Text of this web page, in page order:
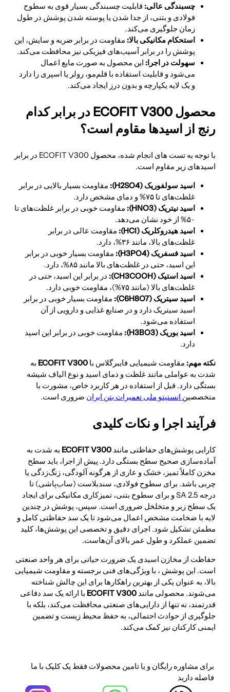
چسبندگی عالی: قابلیت چسبندگی بسیار قوی به سطوح
فولادی و بتنی، از جدا شدن یا پوسته شدن پوشش در طول
زمان جلوگیری می‌کند.
استحکام مکانیکی بالا: مقاومت در برابر ضربه و سایش، این
پوشش را در برابر آسیب‌های فیزیکی نیز محافظت می‌کند.
سهولت در اجرا: این محصول به صورت مایع اعمال
می‌شود و قابلیت استفاده با قلم‌مو، رولر یا اسپری را دارد
و یک لایه یکپارچه و بدون درز ایجاد می‌کند.
محصول ECOFIT V300 در برابر کدام
رنج از اسیدها مقاوم است؟
با توجه به تست های انجام شده، محصول ECOFIT V300 در برابر
اسیدهای زیر مقاوم است.
اسید سولفوریک ( H2SO4
): مقاومت بسیار بالایی در برابر
غلظت‌های تا ۷۵% و دمای مشخص دارد.
اسید نیتریک (
HNO3
): مقاومت خوبی در برابر غلظت‌های تا
۵۰% از خود نشان می‌دهد.
اسید هیدروکلریک (
HCl
): مقاومت عالی در برابر
غلظت‌های بالا، مانند ۳۶%، دارد.
اسید فسفریک (
H3PO4
): مقاومت بسیار خوبی در برابر
این اسید، حتی در غلظت‌های بالا مانند ۸۵%، دارد.
اسید استیک (
CH3COOH
): در برابر این اسید، حتی در
غلظت‌های بالا (مانند ۷۵%)، مقاومت خوبی دارد.
اسید سیتریک (
C6H8O7
): مقاومت بسیار خوبی در برابر
اسید سیتریک دارد و در صنایع غذایی و دارویی از آن
استفاده می‌شود.
اسید بوریک (
H3BO3
): مقاومت خوبی در برابر این اسید
دارد.
نکته مهم: مقاومت شیمیایی فایبرگلاس با ECOFIT V300 به
شدت به عواملی مانند غلظت و دمای اسید و نوع الیاف شیشه
بستگی دارد. قبل از استفاده در هر کاربرد خاص، مشورت با
متخصصین انستیتو ملی تعمیرات بتن ایران ضروری است.
فرآیند اجرا و نکات کلیدی
کارایی پوشش‌های حفاظتی مانند ECOFIT V300 به شدت به
آماده‌سازی صحیح سطح بستگی دارد. پیش از اجرا، باید سطح
مخزن کاملاً تمیز، خشک و عاری از هرگونه آلودگی، زنگ‌زدگی یا
چربی باشد. برای سطوح فولادی، سندبلاست (ساب‌پاشی) تا
درجه SA 2.5 و برای سطوح بتنی، تمیزکاری مکانیکی برای ایجاد
یک سطح زبر و متخلخل ضروری است. سپس، پوشش در چندین
لایه با ضخامت مشخص اعمال می‌شود تا یک سد حفاظتی کامل و
مطمئن تشکیل شود. اجرای دقیق و تخصصی این پوشش‌ها، کلید
تضمین عملکرد و طول عمر بالای آن‌هاست.
حفاظت از مخازن اسیدی یک ضرورت حیاتی برای هر واحد صنعتی
است. این پوشش ، با ویژگی‌های فنی برجسته و مقاومت شیمیایی
بالا، به عنوان یکی از بهترین راهکارها برای این چالش شناخته
می‌شوند. محصولی مانند ECOFIT V300 با ارائه یک سد دفاعی
قدرتمند، نه تنها از دارایی‌های صنعتی محافظت می‌کند، بلکه با
جلوگیری از حوادث احتمالی، به حفظ محیط زیست و تضمین
ایمنی کارکنان نیز کمک می‌کند.
برای مشاوره رایگان و یا تامین محصولات فقط یک کلیک با ما
فاصله دارید